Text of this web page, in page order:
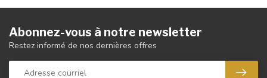
Abonnez-vous à notre newsletter
Restez informé de nos dernières offres